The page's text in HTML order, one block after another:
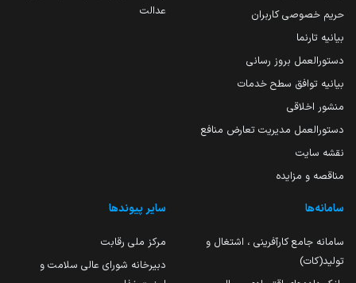
حریم خصوصی کاربران
بیانیه تارنما
دستورالعمل بروز رسانی
بیانیه توافق سطح خدمات
منشور اخلاقی
دستورالعمل مدیریت تعارض منافع
نقشه سایت
مناقصه و مزایده
عدالت
سامانه‌ها
سامانه جامع کارآفرینی ، اشتغال و
تولید(کات)
سایر پیوندها
مرکز ملی رقابت
دبیرخانه شورای عالی سلامت و